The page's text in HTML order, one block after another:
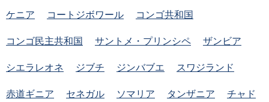
ケニア コートジボワール コンゴ共和国
コンゴ民主共和国 サントメ・プリンシペ ザンビア
シエラレオネ ジブチ ジンバブエ スワジランド
赤道ギニア セネガル ソマリア タンザニア チャド